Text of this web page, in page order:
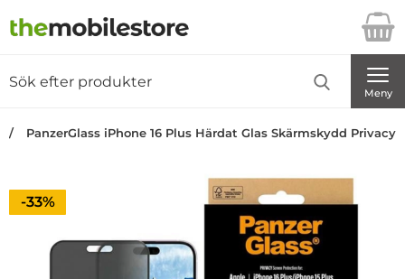
Startsidan för Danira Telecom AB
Meny
PanzerGlass iPhone 16 Plus Härdat Glas Skärmskydd Privacy
Priset är nedsatt med
-33%